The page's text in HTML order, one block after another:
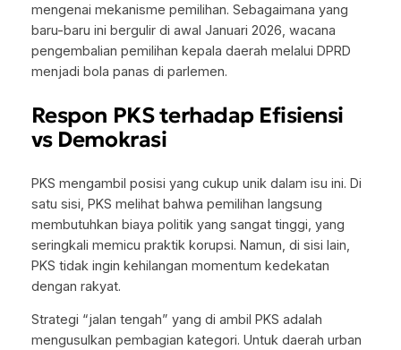
mengenai mekanisme pemilihan. Sebagaimana yang
baru-baru ini bergulir di awal Januari 2026, wacana
pengembalian pemilihan kepala daerah melalui DPRD
menjadi bola panas di parlemen.
Respon PKS terhadap Efisiensi
vs Demokrasi
PKS mengambil posisi yang cukup unik dalam isu ini. Di
satu sisi, PKS melihat bahwa pemilihan langsung
membutuhkan biaya politik yang sangat tinggi, yang
seringkali memicu praktik korupsi. Namun, di sisi lain,
PKS tidak ingin kehilangan momentum kedekatan
dengan rakyat.
Strategi “jalan tengah” yang di ambil PKS adalah
mengusulkan pembagian kategori. Untuk daerah urban